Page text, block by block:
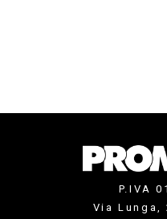
P.IVA
Via Lunga,